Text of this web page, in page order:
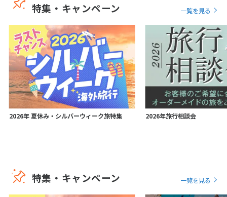
特集・キャンペーン 一覧を見る
2026年 夏休み・シルバーウィーク旅特集 2026年旅行相談会
特集・キャンペーン 一覧を見る